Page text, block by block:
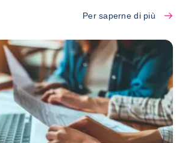
Per saperne di più